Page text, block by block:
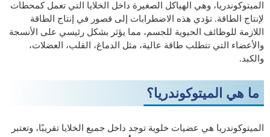
الميتوكوندريا، وهي الهياكل الصغيرة داخل الخلايا التي تعمل كمحطات
لإنتاج الطاقة. تؤدي هذه الاضطرابات إلى قصور في إنتاج الطاقة
اللازمة للوظائف الحيوية للجسم، مما يؤثر بشكل رئيسي على الأنسجة
والأعضاء التي تتطلب طاقة عالية، مثل الدماغ، القلب، العضلات،
والكبد.
ما هي الميتوكوندريا؟
الميتوكوندريا هي عضيات خلوية توجد داخل جميع الخلايا تقريبًا، وتعتبر